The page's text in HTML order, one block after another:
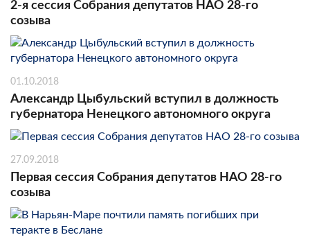
2-я сессия Собрания депутатов НАО 28-го
созыва
01.10.2018
Александр Цыбульский вступил в должность
губернатора Ненецкого автономного округа
27.09.2018
Первая сессия Собрания депутатов НАО 28-го
созыва